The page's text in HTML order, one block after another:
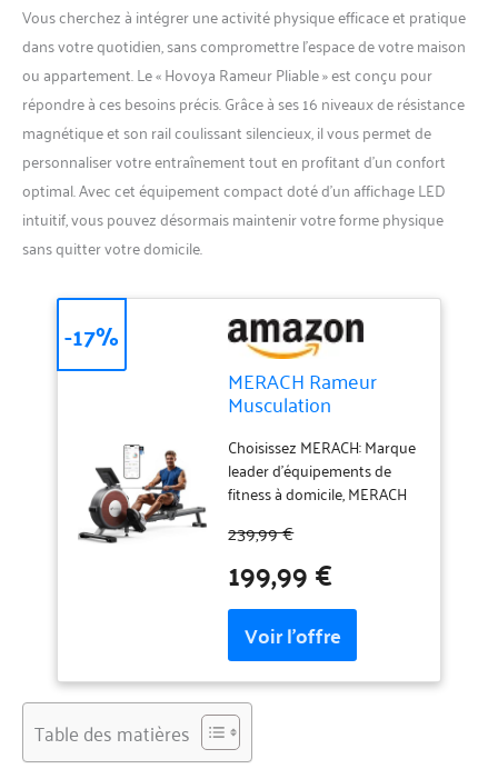
Vous cherchez à intégrer une activité physique efficace et pratique
dans votre quotidien, sans compromettre l’espace de votre maison
ou appartement. Le « Hovoya Rameur Pliable » est conçu pour
répondre à ces besoins précis. Grâce à ses 16 niveaux de résistance
magnétique et son rail coulissant silencieux, il vous permet de
personnaliser votre entraînement tout en profitant d’un confort
optimal. Avec cet équipement compact doté d’un affichage LED
intuitif, vous pouvez désormais maintenir votre forme physique
sans quitter votre domicile.
MERACH Rameur
Musculation
Niveaux de
Résistance, Rameur
Magnétique
Silencieux avec APP
Exclusive, Rails
Doubles Améliorés
pour Plus de Stabilité,
Assemblage
Facile(Gris)
Choisissez MERACH: Marque
leader d'équipements de
fitness à domicile, MERACH
de familles dans le monde et
s'engage à offrir une
expérience d'exercice fiable.
Tous nos produits sont
soumis à des tests rigoureux
et nous sommes convaincus
que MERACH deviendra
votre partenaire fitness de
confiance, vous aidant à
adopter un mode de vie plus
239,99 €
199,99 €
-17%
Table des matières